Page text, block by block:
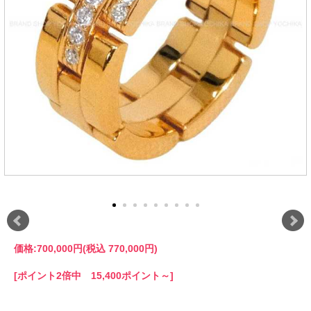
価格:700,000円(税込 770,000円)
[ポイント2倍中 15,400ポイント～]